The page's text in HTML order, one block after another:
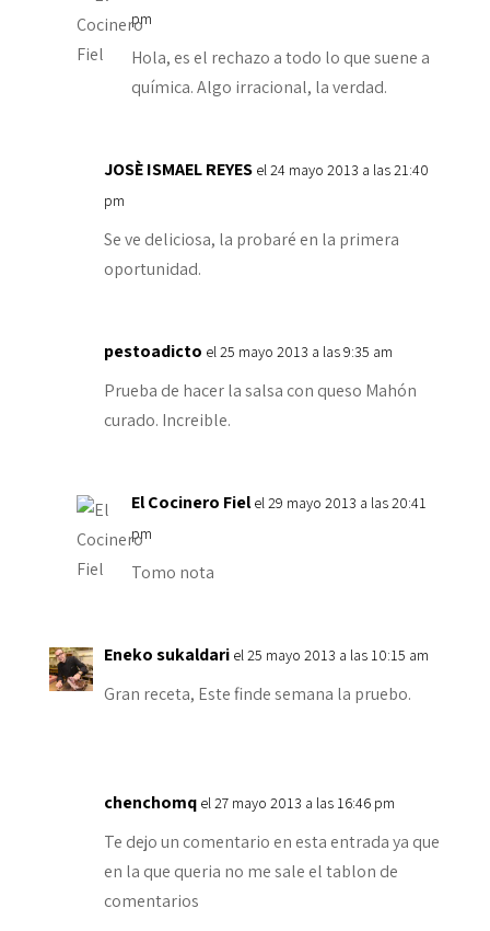
pm
Hola, es el rechazo a todo lo que suene a
química. Algo irracional, la verdad.
JOSÈ ISMAEL REYES el 24 mayo 2013 a las 21:40
pm
Se ve deliciosa, la probaré en la primera
oportunidad.
pestoadicto el 25 mayo 2013 a las 9:35 am
Prueba de hacer la salsa con queso Mahón
curado. Increible.
El Cocinero Fiel el 29 mayo 2013 a las 20:41
pm
Tomo nota
Eneko sukaldari el 25 mayo 2013 a las 10:15 am
Gran receta, Este finde semana la pruebo.
chenchomq el 27 mayo 2013 a las 16:46 pm
Te dejo un comentario en esta entrada ya que
en la que queria no me sale el tablon de
comentarios